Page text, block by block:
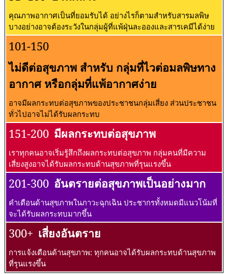
คุณภาพอากาศเป็นที่ยอมรับได้ อย่างไรก็ตามสำหรับสารมลพิษ
บางอย่างอาจต้องระวังในกลุ่มผู้ที่แพ้ฝุ่นละอองและสารเคมีได้ง่าย
101-150
ไม่ดีต่อสุขภาพ สำหรับ กลุ่มที่ไวต่อมลพิษทาง
อากาศ หรือกลุ่มที่แพ้อากาศง่าย
อาจมีผลกระทบต่อสุขภาพของประชาชนกลุ่มเสี่ยง ส่วนประชาชน
ทั่วไปอาจไม่ได้รับผลกระทบ
151-200 มีผลกระทบต่อสุขภาพ
เราทุกคนอาจเริ่มรู้สึกถึงผลกระทบต่อสุขภาพ กลุ่มคนที่มีความ
เสี่ยงสูงอาจได้รับผลกระทบด้านสุขภาพที่รุนแรงขึ้น
201-300 อันตรายต่อสุขภาพเป็นอย่างมาก
คำเตือนด้านสุขภาพในภาวะฉุกเฉิน ประชากรทั้งหมดมีแนวโน้มที่
จะได้รับผลกระทบมากขึ้น
300+ เสี่ยงอันตราย
การแจ้งเตือนด้านสุขภาพ: ทุกคนอาจได้รับผลกระทบด้านสุขภาพ
ที่รุนแรงขึ้น